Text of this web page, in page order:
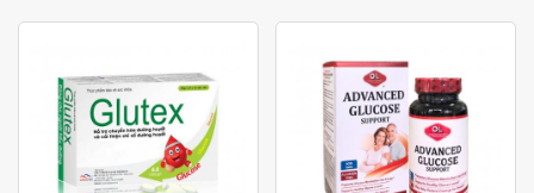
6505.
Thành phần
Thành phần Hàm lượng
Vitamin B1 (Thiamine HCL) 1 mg